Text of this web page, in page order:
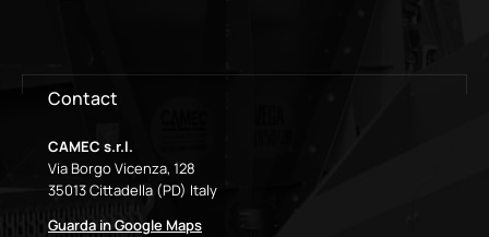
Contact
CAMEC s.r.l.
Via Borgo Vicenza, 128
35013 Cittadella (PD) Italy
Guarda in Google Maps